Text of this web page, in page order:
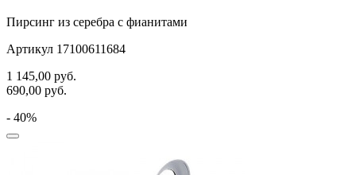
Пирсинг из серебра с фианитами
Артикул 17100611684
1 145,00 руб.
690,00 руб.
- 40%